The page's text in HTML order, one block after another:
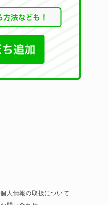
個人情報の取扱について